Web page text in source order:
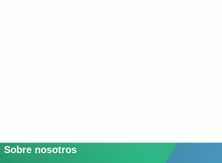
Sobre nosotros